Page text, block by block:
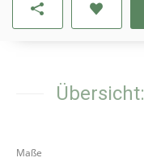
Übersicht:
Maße